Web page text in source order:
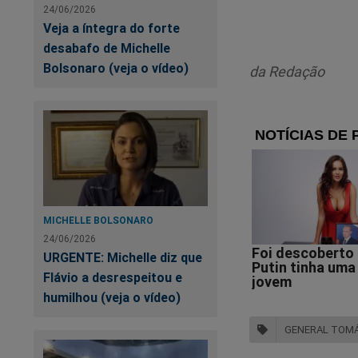
24/06/2026
Veja a íntegra do forte
desabafo de Michelle
Bolsonaro (veja o vídeo)
MICHELLE BOLSONARO
24/06/2026
URGENTE: Michelle diz que
Flávio a desrespeitou e
humilhou (veja o vídeo)
Se Cid mente, que
Mas se fala a
O silêncio das
E você aí
Rodrigo Marcial
da Redação
GENERAL